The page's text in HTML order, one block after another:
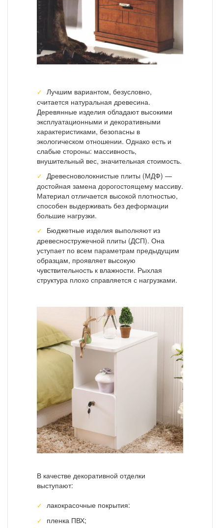
Лучшим вариантом, безусловно,
считается натуральная древесина.
Деревянные изделия обладают высокими
эксплуатационными и декоративными
характеристиками, безопасны в
экологическом отношении. Однако есть и
слабые стороны: массивность,
внушительный вес, значительная стоимость.
Древесноволокнистые плиты (МДФ) —
достойная замена дорогостоящему массиву.
Материал отличается высокой плотностью,
способен выдерживать без деформации
большие нагрузки.
Бюджетные изделия выполняют из
древесностружечной плиты (ДСП). Она
уступает по всем параметрам предыдущим
образцам, проявляет высокую
чувствительность к влажности. Рыхлая
структура плохо справляется с нагрузками.
В качестве декоративной отделки
выступают:
лакокрасочные покрытия:
пленка ПВХ;